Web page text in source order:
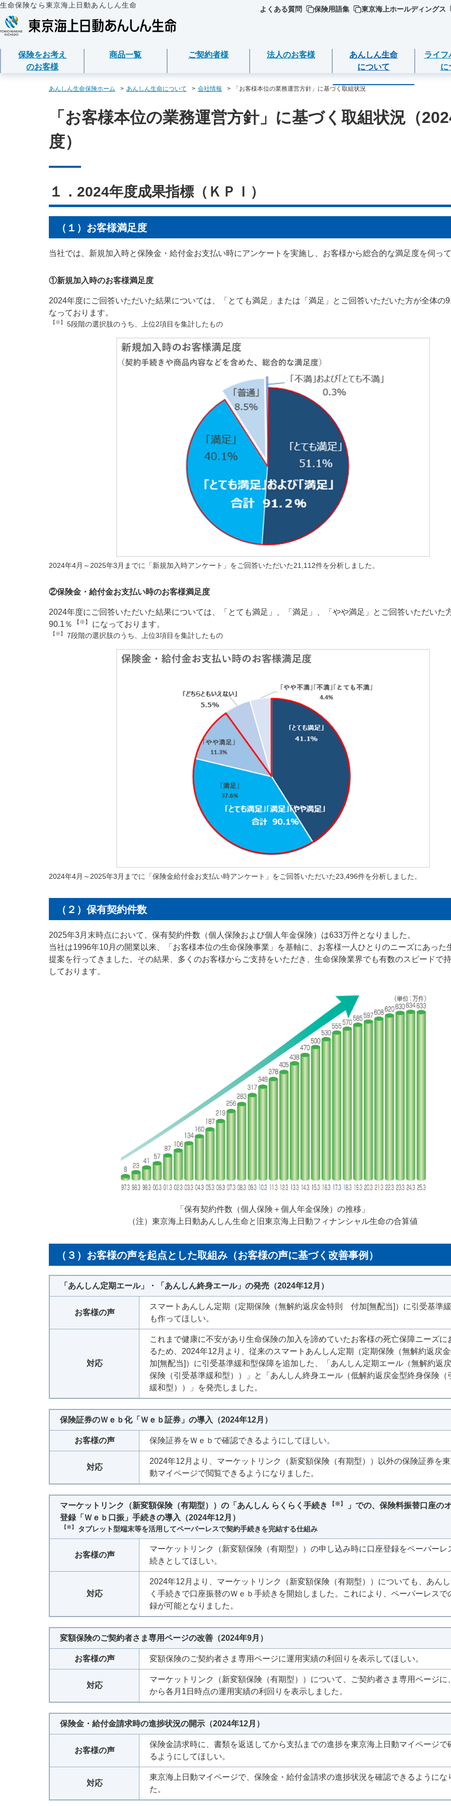
生命保険なら東京海上日動あんしん生命 よくある質問 保険用語集 東京海上ホールディングス
保険をお考え
のお客様
保険をお考えのお客様TOPへ 保険商品から選ぶ
保険の基礎知識
インターネットでご加入いただける
商品一覧
医療保険
あんしん治療サポート保険
あんしん治療サポート保険R
メディカルＫｉｔエールＲ
がん診断保険Ｒ
死亡保険（終身保険・定期保険）
あんしん終身エール
終身保険
家計保障定期保険ＮＥＯ
あんしん就業不能保障保険
ご契約者様
ご契約者様TOPへ
東京海上日動マイページのご案内
「ワンタイム手続き」のご案内
重要なお知らせ
各種お手続き
契約者貸付の利用・返済
行
変額保険・変額年金保険固有のお手
総合福祉団体定期保険のお手続き
ライフイベントごとのお手続き
保険料の支払いが困難なとき
確定申告・年末調整するとき
子どもが独立・就職するとき
介護が必要になったとき
ご病気・ご不幸があったとき
法人のお客様
法人のお客様TOPへ
企業のライフステージごとに必要な
準備とは？
あんしん生命
について
あんしん生命についてTOPへ 東京海上グループについて
お客様からの贈り物（お客様の声）
お客様をがんからお守りする運動
採用情報
保険金等の適切なお支払いに向けた
あんしん解体新書
CMギャラリー・キャラクター紹介
ライフ
に
あんしん生命保険ホーム あんしん生命について 会社情報 「お客様本位の業務運営方針」に基づく取組状況
「お客様本位の業務運営方針」に基づく取組状況（
度）
１．2024年度成果指標（ＫＰＩ）
（１）お客様満足度
当社では、新規加入時と保険金・給付金お支払い時にアンケートを実施し、お客様から総合的な満足度を伺って
①新規加入時のお客様満足度
2024年度にご回答いただいた結果については、「とても満足」または「満足」とご回答いただいた方が全体の
なっております。
【※】 5段階の選択肢のうち、上位2項目を集計したもの
2024年4月～2025年3月までに「新規加入時アンケート」をご回答いただいた21,112件を分析しました。
②保険金・給付金お支払い時のお客様満足度
2024年度にご回答いただいた結果については、「とても満足」、「満足」、「やや満足」とご回答いただいた
90.1％
【※】 になっております。
【※】 7段階の選択肢のうち、上位3項目を集計したもの
2024年4月～2025年3月までに「保険金給付金お支払い時アンケート」をご回答いただいた23,496件を分析しました。
（２）保有契約件数
2025年3月末時点において、保有契約件数（個人保険および個人年金保険）は633万件となりました。
当社は1996年10月の開業以来、「お客様本位の生命保険事業」を基軸に、お客様一人ひとりのニーズにあった
提案を行ってきました。その結果、多くのお客様からご支持をいただき、生命保険業界でも有数のスピードで
しております。
「保有契約件数（個人保険＋個人年金保険）の推移」
（注）東京海上日動あんしん生命と旧東京海上日動フィナンシャル生命の合算値
（３）お客様の声を起点とした取組み（お客様の声に基づく改善事例）
「あんしん定期エール」・「あんしん終身エール」の発売（2024年12月）
お客様の声
スマートあんしん定期（定期保険（無解約返戻金特則 付加[無配当]）に引受基準
も作ってほしい。
対応
これまで健康に不安があり生命保険の加入を諦めていたお客様の死亡保障ニーズに
るため、2024年12月より、従来のスマートあんしん定期（定期保険（無解約返戻
加[無配当]）に引受基準緩和型保障を追加した、「あんしん定期エール（無解約返
保険（引受基準緩和型））」と「あんしん終身エール（低解約返戻金型終身保険（
緩和型））」を発売しました。
保険証券のＷｅｂ化「Ｗｅｂ証券」の導入（2024年12月）
お客様の声 保険証券をＷｅｂで確認できるようにしてほしい。
対応
2024年12月より、マーケットリンク（新変額保険（有期型））以外の保険証券を東
動マイページで閲覧できるようになりました。
マーケットリンク（新変額保険（有期型））の「あんしん らくらく手続き 【※】
」での、保険料振替口座の
登録「Ｗｅｂ口振」手続きの導入（2024年12月）
【※】 タブレット型端末等を活用してペーパーレスで契約手続きを完結する仕組み
お客様の声
マーケットリンク（新変額保険（有期型））の申し込み時に口座登録をペーパーレ
続きとしてほしい。
対応
2024年12月より、マーケットリンク（新変額保険（有期型））についても、あん
く手続きで口座振替のＷｅｂ手続きを開始しました。これにより、ペーパーレスで
録が可能となりました。
変額保険のご契約者さま専用ページの改善（2024年9月）
お客様の声 変額保険のご契約者さま専用ページに運用実績の利回りを表示してほしい。
対応
マーケットリンク（新変額保険（有期型））について、ご契約者さま専用ページに
から各月1日時点の運用実績の利回りを表示しました。
保険金・給付金請求時の進捗状況の開示（2024年12月）
お客様の声
保険金請求時に、書類を返送してから支払までの進捗を東京海上日動マイページで
るようにしてほしい。
対応
東京海上日動マイページで、保険金・給付金請求の進捗状況を確認できるようにな
た。